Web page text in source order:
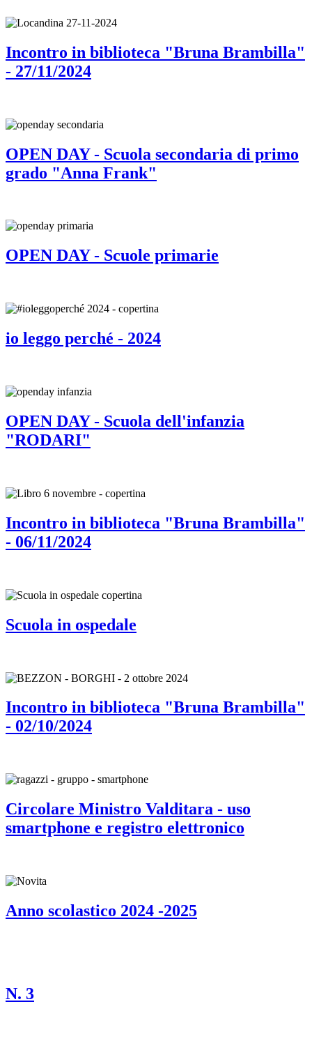
Incontro in biblioteca "Bruna Brambilla"
- 27/11/2024
OPEN DAY - Scuola secondaria di primo
grado "Anna Frank"
OPEN DAY - Scuole primarie
io leggo perché - 2024
OPEN DAY - Scuola dell'infanzia
"RODARI"
Incontro in biblioteca "Bruna Brambilla"
- 06/11/2024
Scuola in ospedale
Incontro in biblioteca "Bruna Brambilla"
- 02/10/2024
Circolare Ministro Valditara - uso
smartphone e registro elettronico
Anno scolastico 2024 -2025
N. 3